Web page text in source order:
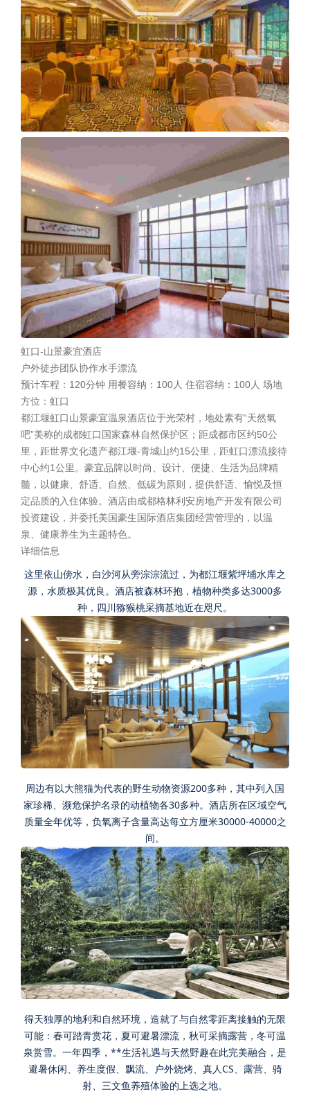
虹口-山景豪宜酒店
户外徒步团队协作水手漂流
预计车程：120分钟 用餐容纳：100人 住宿容纳：100人 场地
方位：虹口
都江堰虹口山景豪宜温泉酒店位于光荣村，地处素有“天然氧
吧”美称的成都虹口国家森林自然保护区；距成都市区约50公
里，距世界文化遗产都江堰-青城山约15公里，距虹口漂流接待
中心约1公里。豪宜品牌以时尚、设计、便捷、生活为品牌精
髓，以健康、舒适、自然、低碳为原则，提供舒适、愉悦及恒
定品质的入住体验。酒店由成都格林利安房地产开发有限公司
投资建设，并委托美国豪生国际酒店集团经营管理的，以温
泉、健康养生为主题特色。
详细信息
这里依山傍水，白沙河从旁淙淙流过，为都江堰紫坪埔水库之
源，水质极其优良。酒店被森林环抱，植物种类多达3000多
种，四川猕猴桃采摘基地近在咫尺。
周边有以大熊猫为代表的野生动物资源200多种，其中列入国
家珍稀、濒危保护名录的动植物各30多种。酒店所在区域空气
质量全年优等，负氧离子含量高达每立方厘米30000-40000之
间。
得天独厚的地利和自然环境，造就了与自然零距离接触的无限
可能：春可踏青赏花，夏可避暑漂流，秋可采摘露营，冬可温
泉赏雪。一年四季，**生活礼遇与天然野趣在此完美融合，是
避暑休闲、养生度假、飘流、户外烧烤、真人CS、露营、骑
射、三文鱼养殖体验的上选之地。